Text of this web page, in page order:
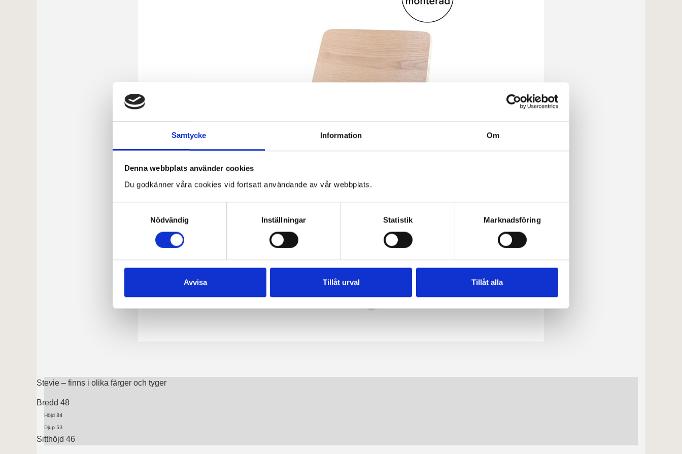
Samtycke Information Om
Denna webbplats använder cookies
Du godkänner våra cookies vid fortsatt användande av vår webbplats.
Nödvändig
Inställningar Statistik Marknadsföring
Avvisa Tillåt urval Tillåt alla
Stevie – finns i olika färger och tyger
Bredd 48
Höjd 84
Djup 53
Sitthöjd 46